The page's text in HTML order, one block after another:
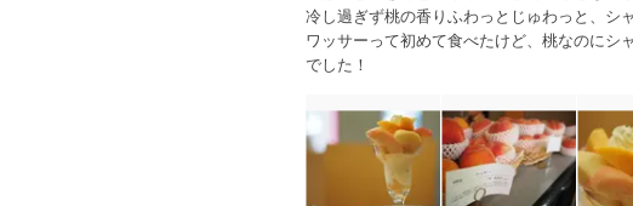
冷し過ぎず桃の香りふわっとじゅわっと、シ
ワッサーって初めて食べたけど、桃なのにシ
でした！